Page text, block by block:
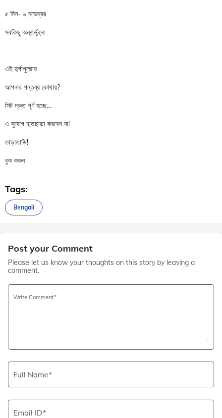
৫ দিন- ৬ নভেম্বর
সবকিছু অন্তর্ভুক্ত
এই দুর্গাপুজোয়
আপনার গন্তব্য কোথায়?
সিট দ্রুত পূর্ণ হচ্ছে...
এ সুযোগ হাতছাড়া করবেন না!
তাড়াতাড়ি!
বুক করুন
Tags:
Bengali
Post your Comment
Please let us know your thoughts on this story by leaving a
comment.
Write Comment
Full Name
Email ID